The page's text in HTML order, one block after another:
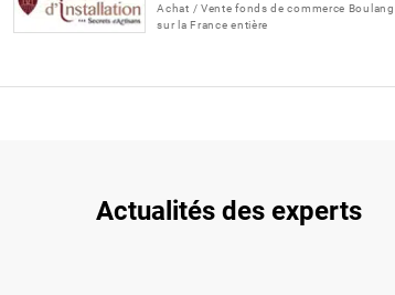
Achat / Vente fonds de commerce
sur la France entière
Actualités des experts